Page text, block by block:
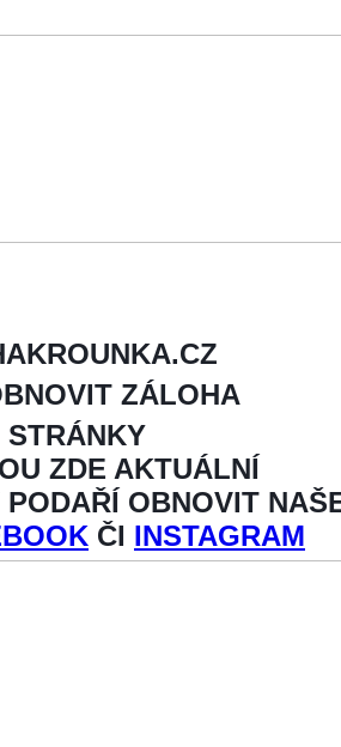
ZÁLOHA
STRÁNKY
ZDE AKTUÁLNÍ
OBNOVIT
ČI INSTAGRAM